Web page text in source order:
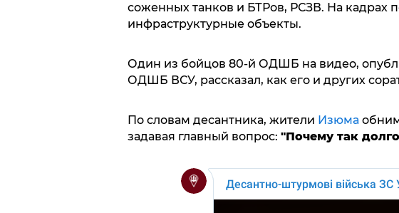
соженных танков и БТРов, РСЗВ. На кадрах
инфраструктурные объекты.
Один из бойцов 80-й ОДШБ на видео,
ОДШБ ВСУ, рассказал, как его и других
По словам десантника, жители Изюма
задавая главный вопрос: "Почему так